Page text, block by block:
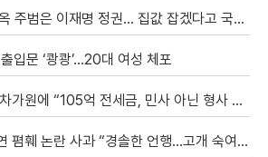
범은 이재명 정권… 집값 잡겠다고 국민만 잡아”
입문 ‘쾅쾅’…20대 여성 체포
억 전세금, 민사 아닌 형사 범죄…엄벌 원해” [자막뉴스]
훼 논란 사과 “경솔한 언행…고개 숙여 사과”